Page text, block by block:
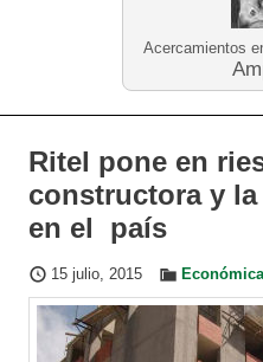
Acercamientos
Ritel pone en
constructora y
en el país
15 julio, 2015